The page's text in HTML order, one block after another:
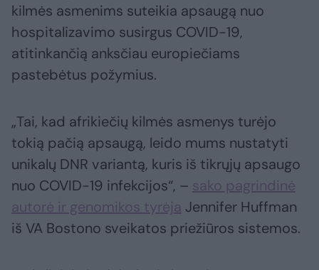
kilmės asmenims suteikia apsaugą nuo
hospitalizavimo susirgus COVID-19,
atitinkančią anksčiau europiečiams
pastebėtus požymius.
„Tai, kad afrikiečių kilmės asmenys turėjo
tokią pačią apsaugą, leido mums nustatyti
unikalų DNR variantą, kuris iš tikrųjų apsaugo
nuo COVID-19 infekcijos“, – sako pagrindinė
autorė ir genomikos tyrėja Jennifer Huffman
iš VA Bostono sveikatos priežiūros sistemos.